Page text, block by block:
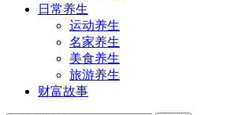
日常养生
运动养生
名家养生
美食养生
旅游养生
财富故事